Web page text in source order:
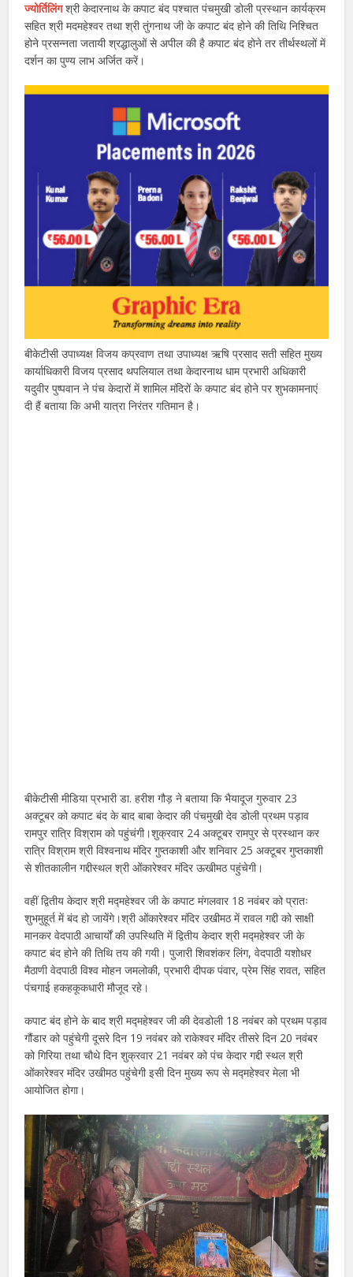
ज्योर्तिलिंगश्री केदारनाथ के कपाट बंद पश्चात पंचमुखी डोली प्रस्थान कार्यक्रम
सहित श्री मदमहेश्वर तथा श्री तुंगनाथ जी के कपाट बंद होने की तिथि निश्चित
होने प्रसन्नता जतायी श्रद्धालुओं से अपील की है कपाट बंद होने तर तीर्थस्थलों में
दर्शन का पुण्य लाभ अर्जित करें।
बीकेटीसी उपाध्यक्ष विजय कप्रवाण तथा उपाध्यक्ष ऋषि प्रसाद सती सहित मुख्य
कार्याधिकारी विजय प्रसाद थपलियाल तथा केदारनाथ धाम प्रभारी अधिकारी
यदुवीर पुष्पवान ने पंच केदारों में शामिल मंदिरों के कपाट बंद होने पर शुभकामनाएं
दी हैं बताया कि अभी यात्रा निरंतर गतिमान है।
बीकेटीसी मीडिया प्रभारी डा. हरीश गौड़ ने बताया कि भैयादूज गुरुवार 23
अक्टूबर को कपाट बंद के बाद बाबा केदार की पंचमुखी देव डोली प्रथम पड़ाव
रामपुर रात्रि विश्राम को पहुंचंगी।शुक्रवार 24 अक्टूबर रामपुर से प्रस्थान कर
रात्रि विश्राम श्री विश्वनाथ मंदिर गुप्तकाशी और शनिवार 25 अक्टूबर गुप्तकाशी
से शीतकालीन गद्दीस्थल श्री ओंकारेश्वर मंदिर ऊखीमठ पहुंचेगी।
वहीं द्वितीय केदार श्री मद्महेश्वर जी के कपाट मंगलवार 18 नवंबर को प्रातः
शुभमुहूर्त में बंद हो जायेंगे।श्री ओंकारेश्वर मंदिर उखीमठ में रावल गद्दी को साक्षी
मानकर वेदपाठी आचार्यों की उपस्थिति में द्वितीय केदार श्री मद्महेश्वर जी के
कपाट बंद होने की तिथि तय की गयी। पुजारी शिवशंकर लिंग, वेदपाठी यशोधर
मैठाणी वेदपाठी विश्व मोहन जमलोकी, प्रभारी दीपक पंवार, प्रेम सिंह रावत, सहित
पंचगाई हकहकूकधारी मौजूद रहे।
कपाट बंद होने के बाद श्री मद्महेश्वर जी की देवडोली 18 नवंबर को प्रथम पड़ाव
गौंडार को पहुंचेगी दूसरे दिन 19 नवंबर को राकेश्वर मंदिर तीसरे दिन 20 नवंबर
को गिरिया तथा चौथे दिन शुक्रवार 21 नवंबर को पंच केदार गद्दी स्थल श्री
ओंकारेश्वर मंदिर उखीमठ पहुंचेगी इसी दिन मुख्य रूप से मद्महेश्वर मेला भी
आयोजित होगा।